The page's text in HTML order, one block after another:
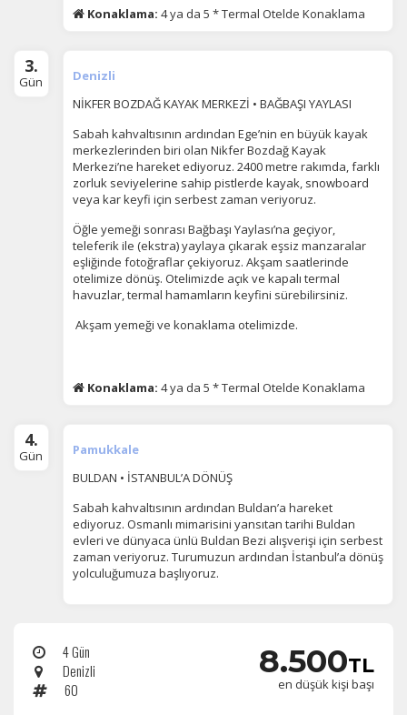
Çerez tercihlerinizi
gizlilik koşullarınıinceleyebilirsiniz.
Zorunlu Çerezler HER ZAMAN AKTIF
Oturum yönetimi, güvenlik ve temel site işlevleri için
gereklidir. Bu çerezler olmadan site düzgün çalışmaz ve
devre dışı bırakılamaz.
İstatistik Çerezleri
Ziyaretçilerin siteyi nasıl kullandığını anonim olarak
Konaklama: 4 ya da 5 * Termal Otelde Konaklama
3.
Gün
Denizli
NİKFER BOZDAĞ KAYAK MERKEZİ • BAĞBAŞI YAYLASI
Sabah kahvaltısının ardından Ege’nin en büyük kayak
merkezlerinden biri olan Nikfer Bozdağ Kayak
Merkezi’ne hareket ediyoruz. 2400 metre rakımda, farklı
zorluk seviyelerine sahip pistlerde kayak, snowboard
veya kar keyfi için serbest zaman veriyoruz.
Öğle yemeği sonrası Bağbaşı Yaylası’na geçiyor,
teleferik ile (ekstra) yaylaya çıkarak eşsiz manzaralar
eşliğinde fotoğraflar çekiyoruz. Akşam saatlerinde
otelimize dönüş. Otelimizde açık ve kapalı termal
havuzlar, termal hamamların keyfini sürebilirsiniz.
Akşam yemeği ve konaklama otelimizde.
Konaklama: 4 ya da 5 * Termal Otelde Konaklama
4.
Gün
Pamukkale
BULDAN • İSTANBUL’A DÖNÜŞ
Sabah kahvaltısının ardından Buldan’a hareket
ediyoruz. Osmanlı mimarisini yansıtan tarihi Buldan
evleri ve dünyaca ünlü Buldan Bezi alışverişi için serbest
zaman veriyoruz. Turumuzun ardından İstanbul’a dönüş
yolculuğumuza başlıyoruz.
4 Gün
Denizli
60
8.500TL
en düşük kişi başı